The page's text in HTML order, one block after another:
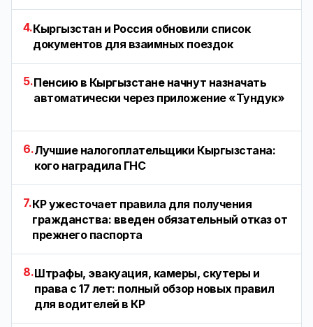
4.Кыргызстан и Россия обновили список
документов для взаимных поездок
5.Пенсию в Кыргызстане начнут назначать
автоматически через приложение «Тундук»
6.Лучшие налогоплательщики Кыргызстана:
кого наградила ГНС
7.КР ужесточает правила для получения
гражданства: введен обязательный отказ от
прежнего паспорта
8.Штрафы, эвакуация, камеры, скутеры и
права с 17 лет: полный обзор новых правил
для водителей в КР